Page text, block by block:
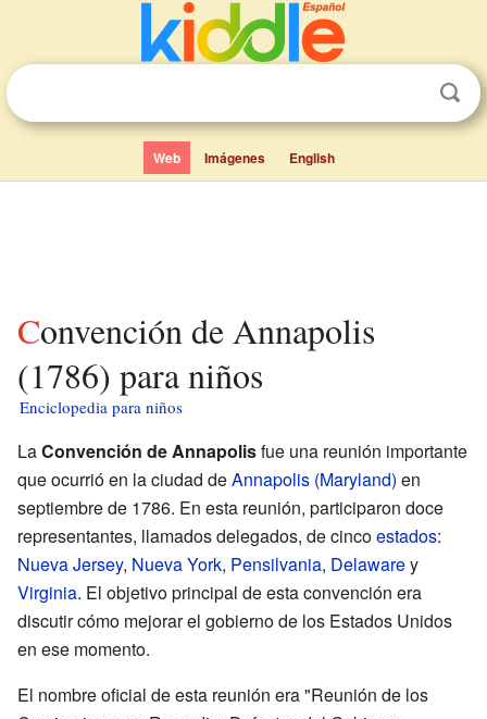
Web Imágenes English
Convención de Annapolis
(1786) para niños
Enciclopedia para niños
LaConvención de Annapolisfue una reunión importante
que ocurrió en la ciudad deAnnapolis (Maryland) en
septiembre de 1786. En esta reunión, participaron doce
representantes, llamados delegados, de cincoestados:
Nueva Jersey, Nueva York, Pensilvania, Delawarey
Virginia. El objetivo principal de esta convención era
discutir cómo mejorar el gobierno de los Estados Unidos
en ese momento.
El nombre oficial de esta reunión era "Reunión de los